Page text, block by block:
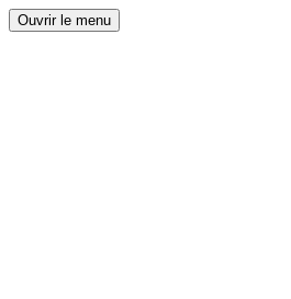
Ouvrir le menu